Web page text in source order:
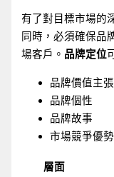
有了對目標市場的
同時，必須確保品
場客戶。 品牌定位
品牌價值主張
品牌個性
品牌故事
市場競爭優勢
層面